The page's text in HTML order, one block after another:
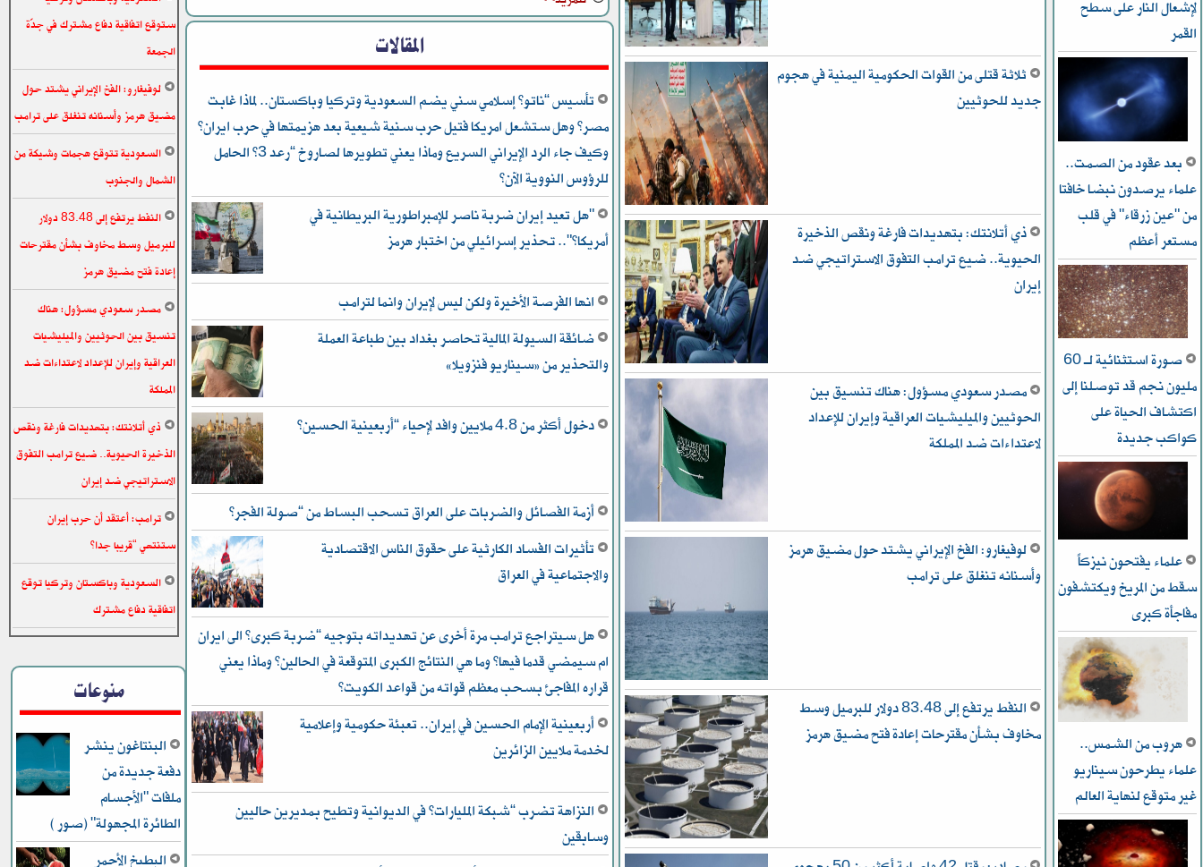
ﻹشعال النار على سطح
القمر
بعد عقود من الصمت..
علماء يرصدون نبضا خافتا
من "عين زرقاء" في قلب
مستعر أعظم
صورة استثنائية لـ 60
مليون نجم قد توصلنا إلى
اكتشاف الحياة على
كواكب جديدة
علماء يفتحون نيزكاً
سقط من المريخ ويكتشفون
مفاجأة كبرى
هروب من الشمس..
علماء يطرحون سيناريو
غير متوقع لنهاية العالم
ثلاثة قتلى من القوات الحكومية اليمنية في هجوم
جديد للحوثيين
ذي أتلانتك: بتهديدات فارغة ونقص الذخيرة
الحيوية.. ضيع ترامب التفوق الاستراتيجي ضد
إيران
مصدر سعودي مسؤول: هناك تنسيق بين
الحوثيين والميليشيات العراقية وإيران للإعداد
لاعتداءات ضد المملكة
لوفيغارو: الفخ الإيراني يشتد حول مضيق هرمز
وأسنانه تنغلق على ترامب
النفط يرتفع إلى 83.48 دولار للبرميل وسط
مخاوف بشأن مقترحات إعادة فتح مضيق هرمز
المقالات
تأسيس “ناتو” إسلامي سني يضم السعودية وتركيا وباكستان.. لماذا غابت
مصر؟ وهل ستشعل امريكا فتيل حرب سنية شيعية بعد هزيمتها في حرب ايران؟
وكيف جاء الرد الإيراني السريع وماذا يعني تطويرها لصاروخ “رعد 3” الحامل
للرؤوس النووية الآن؟
"هل تعيد إيران ضربة ناصر للإمبراطورية البريطانية في
أمريكا؟".. تحذير إسرائيلي من اختبار هرمز
انها الفرصة الأخيرة ولكن ليس لإيران وانما لترامب
ضائقة السيولة المالية تحاصر بغداد بين طباعة العملة
والتحذير من «سيناريو فنزويلا»
دخول أكثر من 4.8 ملايين وافد لإحياء “أربعينية الحسين”
أزمة الفصائل والضربات على العراق تسحب البساط من “صولة الفجر”
تأثيرات الفساد الكارثية على حقوق الناس الاقتصادية
والاجتماعية في العراق
هل سيتراجع ترامب مرة أخرى عن تهديداته بتوجيه “ضربة كبرى” الى ايران
ام سيمضي قدما فيها؟ وما هي النتائج الكبرى المتوقعة في الحالين؟ وماذا يعني
قراره المفاجئ بسحب معظم قواته من قواعد الكويت؟
أربعينية الإمام الحسين في إيران.. تعبئة حكومية وإعلامية
لخدمة ملايين الزائرين
النزاهة تضرب “شبكة المليارات” في الديوانية وتطيح بمديرين حاليين
وسابقين
ستوقع اتفاقية دفاع مشترك في جدّة
الجمعة
لوفيغارو: الفخ الإيراني يشتد حول
مضيق هرمز وأسنانه تنغلق على ترامب
السعودية تتوقع هجمات وشيكة من
الشمال والجنوب
النفط يرتفع إلى 83.48 دولار
للبرميل وسط مخاوف بشأن مقترحات
إعادة فتح مضيق هرمز
مصدر سعودي مسؤول: هناك
تنسيق بين الحوثيين والميليشيات
العراقية وإيران للإعداد لاعتداءات ضد
المملكة
ذي أتلانتك: بتهديدات فارغة ونقص
الذخيرة الحيوية.. ضيع ترامب التفوق
الاستراتيجي ضد إيران
ترامب: أعتقد أن حرب إيران
ستنتهي “قريبا جدا”
السعودية وباكستان وتركيا توقع
اتفاقية دفاع مشترك
منوعات
البنتاغون ينشر
دفعة جديدة من
ملفات "الأجسام
الطائرة المجهولة" (صور )
البطيخ الأحمر